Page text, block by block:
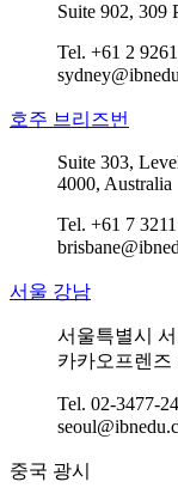
Suite 902, 309
Tel. +61 2
호주 브리즈번
Suite 303,
4000, Australia
Tel. +61 7
서울 강남
서울특별시
카카오프렌즈
Tel. 02-3477-
중국 광시